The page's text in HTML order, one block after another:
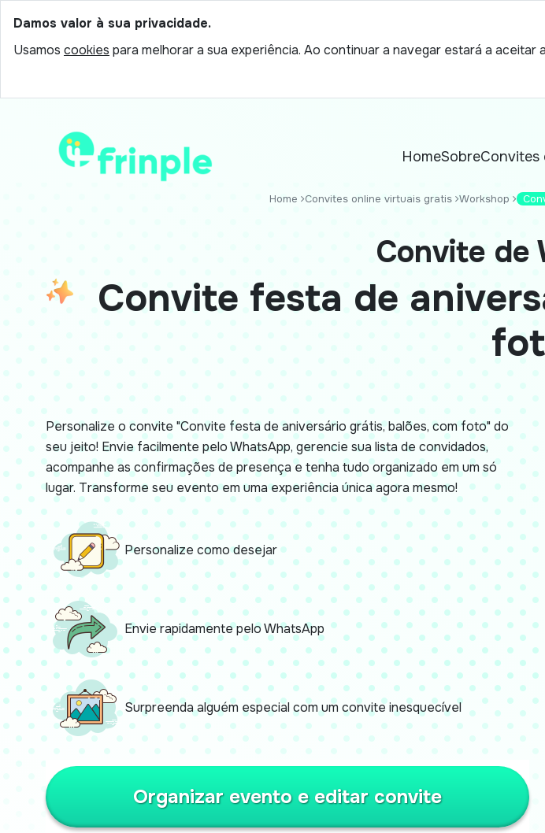
Damos valor à sua privacidade.
Usamos cookies para melhorar a sua experiência. Ao continuar a navegar estará a aceitar
HomeSobreConvites
Home Convites online virtuais gratis Workshop
Convite de
Convite festa de
Personalize o convite "Convite festa de aniversário grátis, balões, com foto" do
seu jeito! Envie facilmente pelo WhatsApp, gerencie sua lista de convidados,
acompanhe as confirmações de presença e tenha tudo organizado em um só
lugar. Transforme seu evento em uma experiência única agora mesmo!
Personalize como desejar
Envie rapidamente pelo WhatsApp
Surpreenda alguém especial com um convite inesquecível
Organizar evento e editar convite